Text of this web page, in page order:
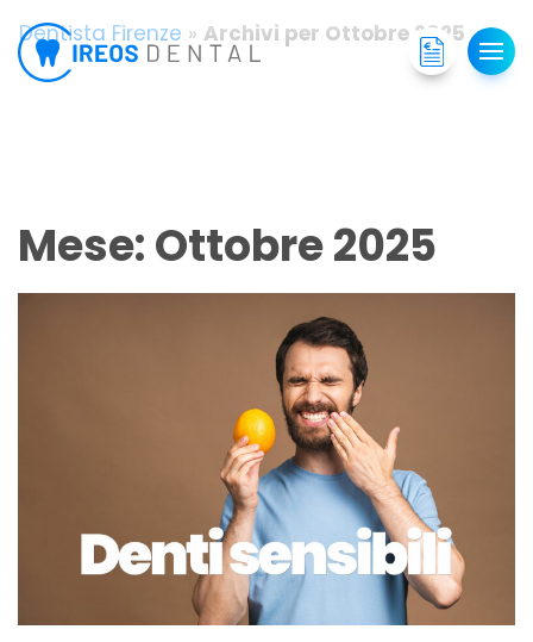
Dentista Firenze » Archivi per Ottobre 2025
Mese:Ottobre 2025